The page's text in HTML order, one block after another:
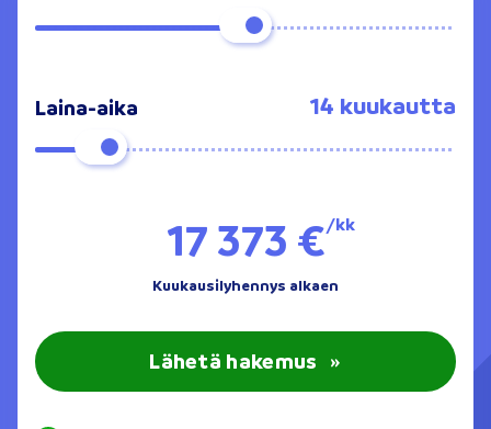
Laina-aika 14 kuukautta
17 373 €/kk
Kuukausilyhennys alkaen
Lähetä hakemus »